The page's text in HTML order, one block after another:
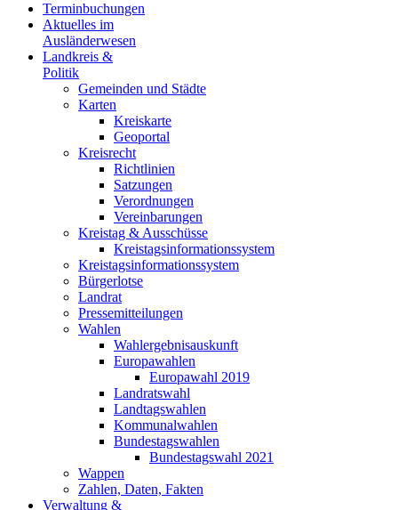
Terminbuchungen
Aktuelles im
Ausländerwesen
Landkreis &
Politik
Gemeinden und Städte
Karten
Kreiskarte
Geoportal
Kreisrecht
Richtlinien
Satzungen
Verordnungen
Vereinbarungen
Kreistag & Ausschüsse
Kreistagsinformationssystem
Kreistagsinformationssystem
Bürgerlotse
Landrat
Pressemitteilungen
Wahlen
Wahlergebnisauskunft
Europawahlen
Europawahl 2019
Landratswahl
Landtagswahlen
Kommunalwahlen
Bundestagswahlen
Bundestagswahl 2021
Wappen
Zahlen, Daten, Fakten
Verwaltung &